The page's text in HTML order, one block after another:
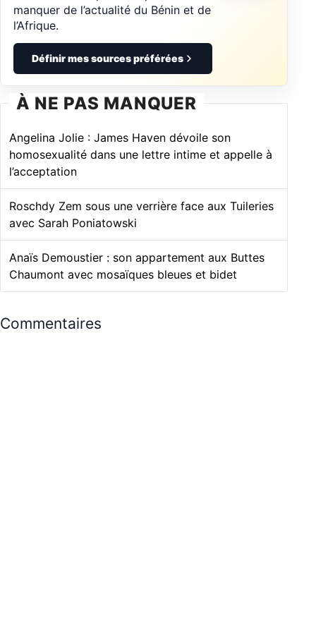
manquer de l’actualité du Bénin et de
l’Afrique.
Définir mes sources préférées
À NE PAS MANQUER
Angelina Jolie : James Haven dévoile son
homosexualité dans une lettre intime et appelle à
l’acceptation
Roschdy Zem sous une verrière face aux Tuileries
avec Sarah Poniatowski
Anaïs Demoustier : son appartement aux Buttes
Chaumont avec mosaïques bleues et bidet
Commentaires